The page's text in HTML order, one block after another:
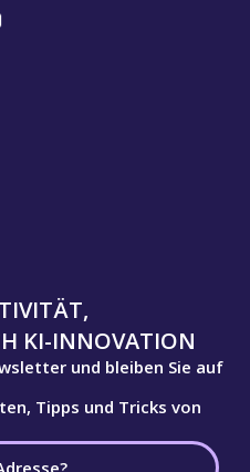
KI-INNOVATION
und bleiben Sie auf
Tipps und Tricks von